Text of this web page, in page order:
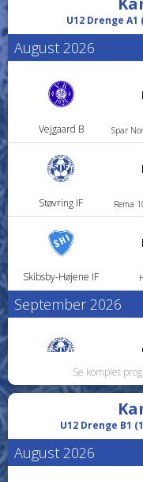
U12 Drenge A1
August 2026
Vejgaard B Spar
Støvring IF Rema
Skibsby-Højene IF
September 2026
Støvring IF Rema
Terndrup/Bælum IF
Se komplet
U12 Drenge B1
August 2026